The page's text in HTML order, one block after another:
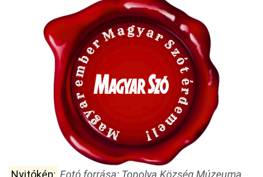
Nyitókép: Fotó forrása: Topolya Község Múzeuma